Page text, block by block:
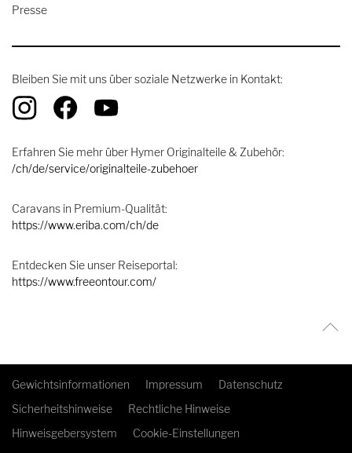
Presse
Bleiben Sie mit uns über soziale Netzwerke in Kontakt:
Erfahren Sie mehr über Hymer Originalteile & Zubehör:
/ch/de/service/originalteile-zubehoer
Caravans in Premium-Qualität:
https://www.eriba.com/ch/de
Entdecken Sie unser Reiseportal:
https://www.freeontour.com/
Gewichtsinformationen Impressum
Datenschutz
Sicherheitshinweise
Rechtliche Hinweise
Hinweisgebersystem
Cookie-Einstellungen